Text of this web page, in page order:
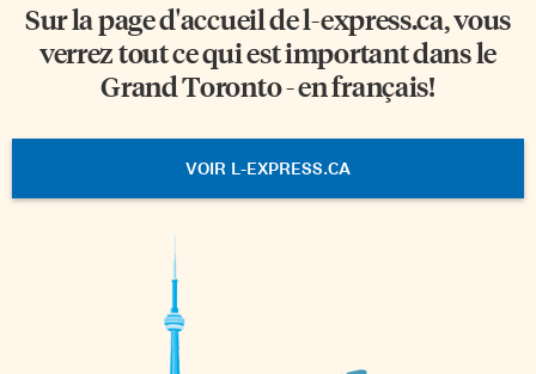
Sur la page d'accueil del-express.ca, vous
verrez tout ce qui est important dans le
Grand Toronto - en français!
VOIR L-EXPRESS.CA